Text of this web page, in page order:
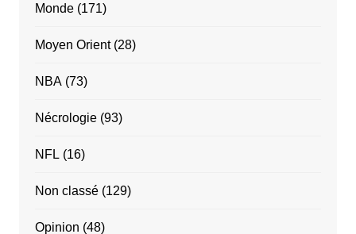
Monde(171)
Moyen Orient(28)
NBA(73)
Nécrologie(93)
NFL (16)
Non classé(129)
Opinion (48)